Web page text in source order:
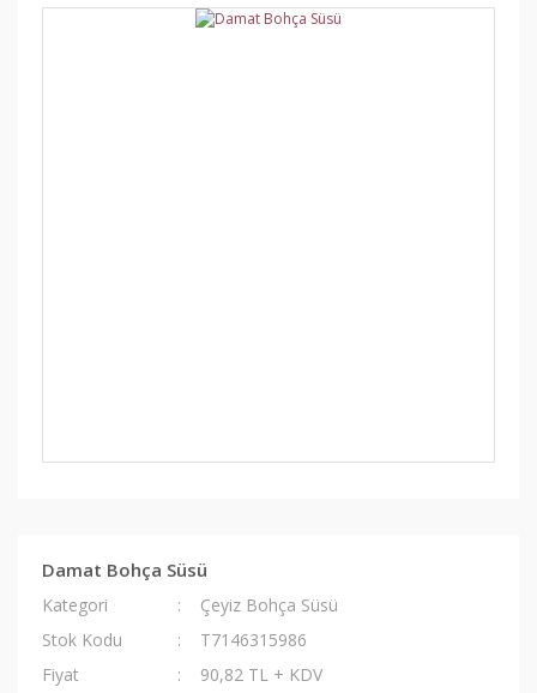
Damat Bohça Süsü
Kategori
Çeyiz Bohça Süsü
Stok Kodu
T7146315986
Fiyat
90,82 TL + KDV